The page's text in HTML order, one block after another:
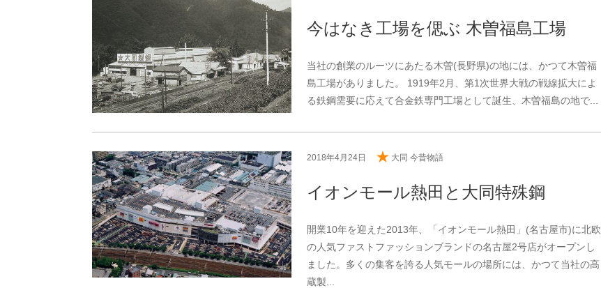
今はなき工場を偲ぶ 木曽福島工場
当社の創業のルーツにあたる木曽(長野県)の地には、かつて木曽福
島工場がありました。 1919年2月、第1次世界大戦の戦線拡大によ
る鉄鋼需要に応えて合金鉄専門工場として誕生、木曽福島の地で...
2018年4月24日 大同 今昔物語
イオンモール熱田と大同特殊鋼
開業10年を迎えた2013年、「イオンモール熱田」(名古屋市)に北欧
の人気ファストファッションブランドの名古屋2号店がオープンし
ました。多くの集客を誇る人気モールの場所には、かつて当社の高
蔵製...